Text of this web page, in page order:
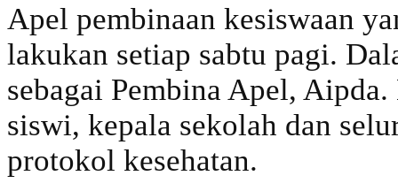
Apel pembinaan kesiswaan
lakukan setiap sabtu pagi.
sebagai Pembina Apel,
siswi, kepala sekolah dan
protokol kesehatan.